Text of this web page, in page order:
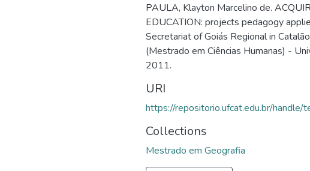
PAULA, Klayton Marcelino de.
EDUCATION: projects pedagogy
Secretariat of Goiás Regional in
(Mestrado em Ciências Humanas) -
2011.
URI
https://repositorio.ufcat.edu.br/handle/
Collections
Mestrado em Geografia